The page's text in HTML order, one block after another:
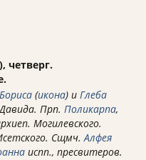
четверг.
Бориса (икона) и Глеба
Прп. Поликарпа,
Могилевского.
Сщмч.Алфея
испп., пресвитеров.